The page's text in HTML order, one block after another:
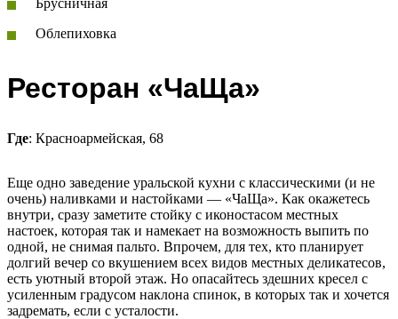
Брусничная
Облепиховка
Ресторан «ЧаЩа»
Где: Красноармейская, 68
Еще одно заведение уральской кухни с классическими (и не
очень) наливками и настойками — «ЧаЩа». Как окажетесь
внутри, сразу заметите стойку с иконостасом местных
настоек, которая так и намекает на возможность выпить по
одной, не снимая пальто. Впрочем, для тех, кто планирует
долгий вечер со вкушением всех видов местных деликатесов,
есть уютный второй этаж. Но опасайтесь здешних кресел с
усиленным градусом наклона спинок, в которых так и хочется
задремать, если с усталости.